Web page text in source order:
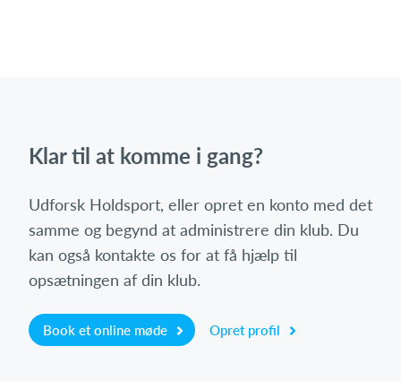
Klar til at komme i gang?
Udforsk Holdsport, eller opret en konto med det
samme og begynd at administrere din klub. Du
kan også kontakte os for at få hjælp til
opsætningen af din klub.
Book et online møde Opret profil